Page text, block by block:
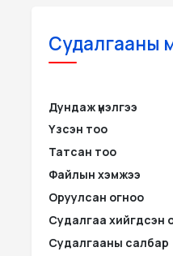
Судалгааны
Дундаж үнэлгээ
Үзсэн тоо
Татсан тоо
Файлын хэмжээ
Оруулсан огноо
Судалгаа хийгдсэн
Судалгааны салбар